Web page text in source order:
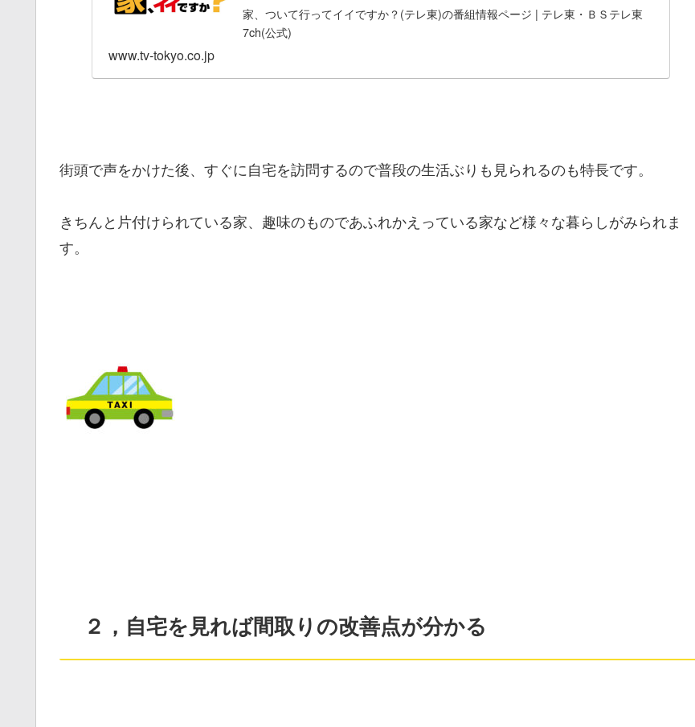
家、ついて行ってイイですか？(テレ東)の番組情報ページ | テレ東・ＢＳテレ東
7ch(公式)
www.tv-tokyo.co.jp
街頭で声をかけた後、すぐに自宅を訪問するので普段の生活ぶりも見られるのも特長です。
きちんと片付けられている家、趣味のものであふれかえっている家など様々な暮らしがみられま
す。
２，自宅を見れば間取りの改善点が分かる